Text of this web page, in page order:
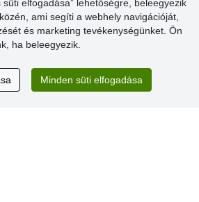
süti elfogadása” lehetőségre, beleegyezik
ami segíti a webhely navigációját,
és marketing tevékenységünket. Ön
ha beleegyezik.
Minden süti elfogadása